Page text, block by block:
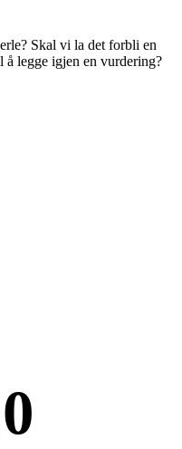
Skal vi la det forbli en
legge igjen en vurdering?